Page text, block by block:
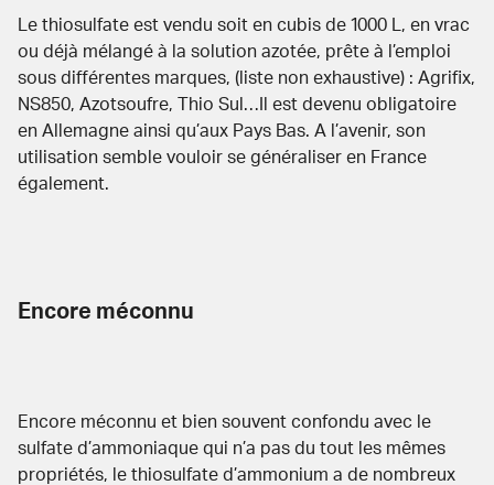
Le thiosulfate est vendu soit en cubis de 1000 L, en vrac
ou déjà mélangé à la solution azotée, prête à l’emploi
sous différentes marques, (liste non exhaustive) : Agrifix,
NS850, Azotsoufre, Thio Sul…Il est devenu obligatoire
en Allemagne ainsi qu’aux Pays Bas. A l’avenir, son
utilisation semble vouloir se généraliser en France
également.
Encore méconnu
Encore méconnu et bien souvent confondu avec le
sulfate d’ammoniaque qui n’a pas du tout les mêmes
propriétés, le thiosulfate d’ammonium a de nombreux